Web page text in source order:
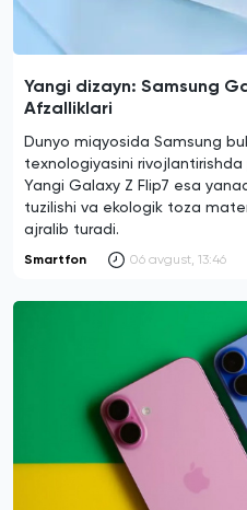
Yangi dizayn: Samsung
Afzalliklari
Dunyo miqyosida Samsung
texnologiyasini
Yangi Galaxy Z Flip7 esa
tuzilishi va ekologik toza
ajralib turadi.
Smartfon 06 avgust, 13:46